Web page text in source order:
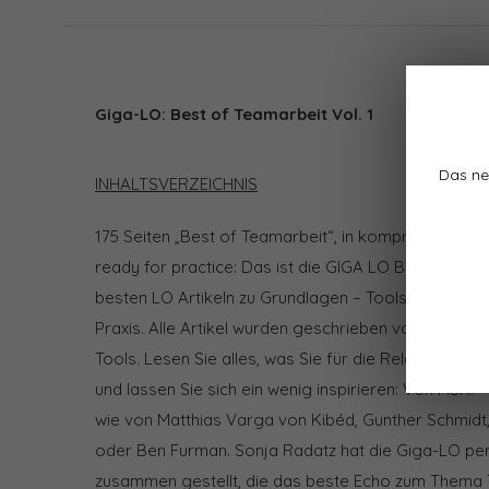
Das
Giga-LO: Best of Teamarbeit Vol. 1
INHALTSVERZEICHNIS
175 Seiten „Best of Teamarbeit“, in komprimierter
ready for practice: Das ist die GIGA LO Best of
besten LO Artikeln zu Grundlagen – Tools –
Praxis. Alle Artikel wurden geschrieben von den
Tools. Lesen Sie alles, was Sie für die Relationale
und lassen Sie sich ein wenig inspirieren: Von FISH!
wie von Matthias Varga von Kibéd, Gunther
oder Ben Furman. Sonja Radatz hat die Giga-LO
zusammen gestellt, die das beste Echo zum Thema